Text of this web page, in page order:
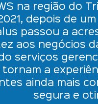
na região do
depois de
passou a
aos negócios
serviços
a
ainda mais
segura e